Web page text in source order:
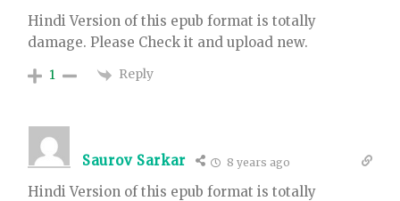
Hindi Version of this epub format is totally
damage. Please Check it and upload new.
1 Reply
Saurov Sarkar 8 years ago
Hindi Version of this epub format is totally